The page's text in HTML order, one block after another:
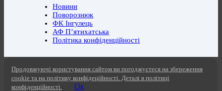
Новини
Поворознюк
ФК Інгулець
АФ П’ятихатська
Політика конфіденційності
Продовжуючі користування сайтом ви погоджуєтеся на збереження
cookie та на політику конфідеційності. Деталі в політиці
конфіденційності.
Ок